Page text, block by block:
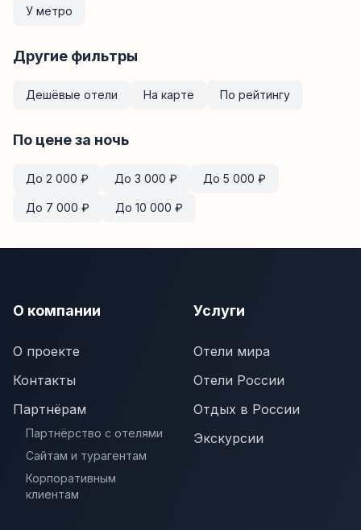
У метро
Другие фильтры
Дешёвые отели На карте По рейтингу
По цене за ночь
До 2 000 ₽ До 3 000 ₽ До 5 000 ₽
До 7 000 ₽ До 10 000 ₽
О компании
О проекте
Контакты
Партнёрам
Партнёрство с отелями
Сайтам и турагентам
Корпоративным
клиентам
Услуги
Отели мира
Отели России
Отдых в России
Экскурсии